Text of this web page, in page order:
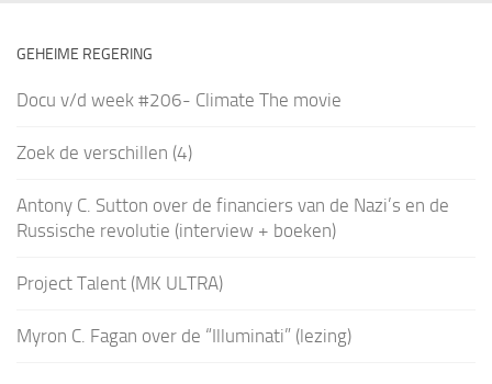
GEHEIME REGERING
Docu v/d week #206- Climate The movie
Zoek de verschillen (4)
Antony C. Sutton over de financiers van de Nazi’s en de
Russische revolutie (interview + boeken)
Project Talent (MK ULTRA)
Myron C. Fagan over de “Illuminati” (lezing)